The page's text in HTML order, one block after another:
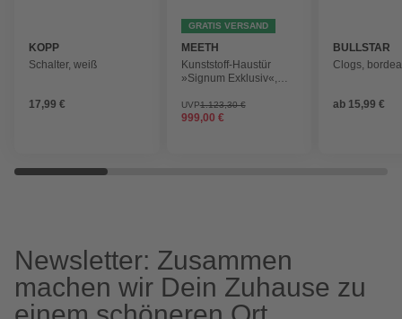
KOPP
Schalter, weiß
17,99 €
GRATIS VERSAND
MEETH
Kunststoff-Haustür
»Signum Exklusiv«,
nach Innen öffnend,
ohne Türgriff
UVP1.123,30 €
999,00 €
BULLSTAR
Clogs,
ab 15,99 €
Newsletter: Zusammen
machen wir Dein Zuhause zu